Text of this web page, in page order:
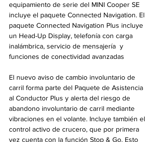
equipamiento de serie del MINI Cooper SE
incluye el paquete Connected Navigation. El
paquete Connected Navigation Plus incluye
un Head-Up Display, telefonía con carga
inalámbrica, servicio de mensajería  y
funciones de conectividad avanzadas
El nuevo aviso de cambio involuntario de
carril forma parte del Paquete de Asistencia
al Conductor Plus y alerta del riesgo de
abandono involuntario de carril mediante
vibraciones en el volante. Incluye también el
control activo de crucero, que por primera
vez cuenta con la función Stop & Go. Esto